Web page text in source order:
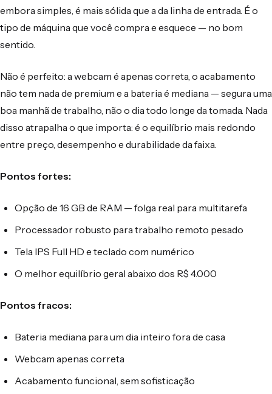
embora simples, é mais sólida que a da linha de entrada. É o
tipo de máquina que você compra e esquece — no bom
sentido.
Não é perfeito: a webcam é apenas correta, o acabamento
não tem nada de premium e a bateria é mediana — segura uma
boa manhã de trabalho, não o dia todo longe da tomada. Nada
disso atrapalha o que importa: é o equilíbrio mais redondo
entre preço, desempenho e durabilidade da faixa.
Pontos fortes:
Opção de 16 GB de RAM — folga real para multitarefa
Processador robusto para trabalho remoto pesado
Tela IPS Full HD e teclado com numérico
O melhor equilíbrio geral abaixo dos R$ 4.000
Pontos fracos:
Bateria mediana para um dia inteiro fora de casa
Webcam apenas correta
Acabamento funcional, sem sofisticação